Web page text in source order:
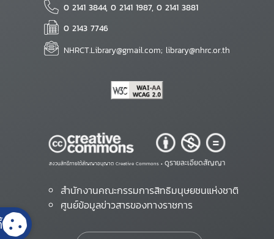
0 2141 3844, 0 2141 1987, 0 2141 3881
0 2143 7746
NHRCT.Library@gmail.com; library@nhrc.or.th
สงวนสิทธิ์ภายใต้สัญญาอนุญาต Creative Commons • ดูรายละเอียดสัญญา
สำนักงานคณะกรรมการสิทธิมนุษยชนแห่งชาติ
ศูนย์ข้อมูลข่าวสารของทางราชการ